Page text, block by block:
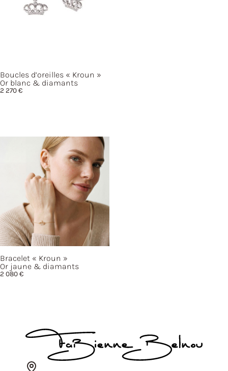
Boucles d’oreilles « Kroun »
Or blanc & diamants
2 270€
Bracelet « Kroun »
Or jaune & diamants
2 080€